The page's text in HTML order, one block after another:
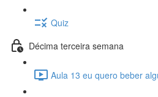
Quiz
Décima terceira semana
Aula 13 eu quero beber